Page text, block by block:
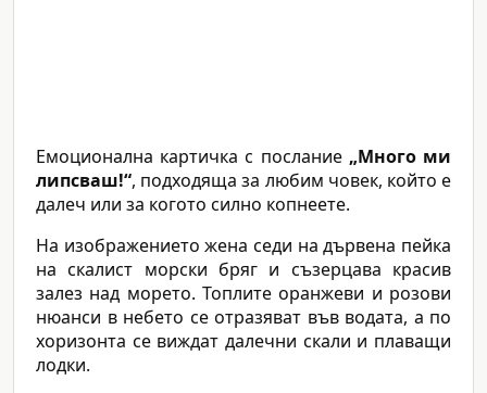
Емоционална картичка с послание „Много ми
липсваш!“, подходяща за любим човек, който е
далеч или за когото силно копнеете.
На изображението жена седи на дървена пейка
на скалист морски бряг и съзерцава красив
залез над морето. Топлите оранжеви и розови
нюанси в небето се отразяват във водата, а по
хоризонта се виждат далечни скали и плаващи
лодки.